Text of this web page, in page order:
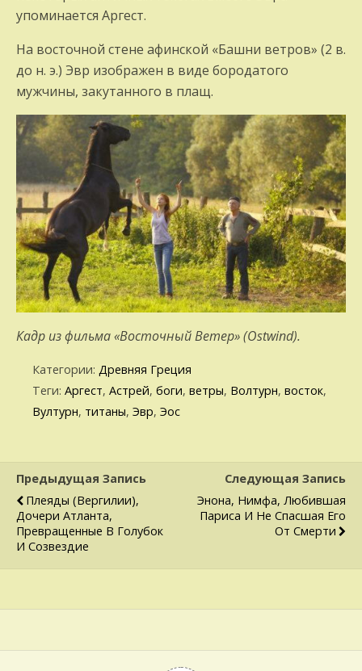
упоминается Аргест.
На восточной стене афинской «Башни ветров» (2 в.
до н. э.) Эвр изображен в виде бородатого
мужчины, закутанного в плащ.
Кадр из фильма «Восточный Ветер» (Ostwind).
Категории: Древняя Греция
Теги: Аргест, Астрей, боги, ветры, Волтурн, восток,
Вултурн, титаны, Эвр, Эос
Предыдущая Запись
Плеяды (Вергилии),
Дочери Атланта,
Превращенные В Голубок
И Созвездие
Следующая Запись
Энона, Нимфа, Любившая
Париса И Не Спасшая Его
От Смерти